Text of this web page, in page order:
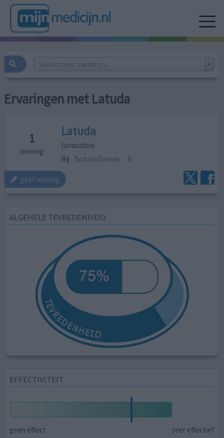
Selecteer medicijn...
Ervaringen met Latuda
1
mening
Latuda
lurasidon
Bij Schizofrenie X
geef mening
ALGEHELE TEVREDENHEID
EFFECTIVITEIT
geen effect zeer effectief